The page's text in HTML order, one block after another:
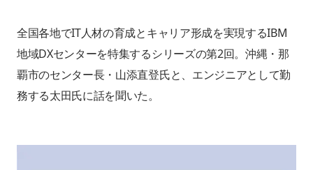
全国各地でIT人材の育成とキャリア形成を実現するIBM
地域DXセンターを特集するシリーズの第2回。沖縄・那
覇市のセンター長・山添直登氏と、エンジニアとして勤